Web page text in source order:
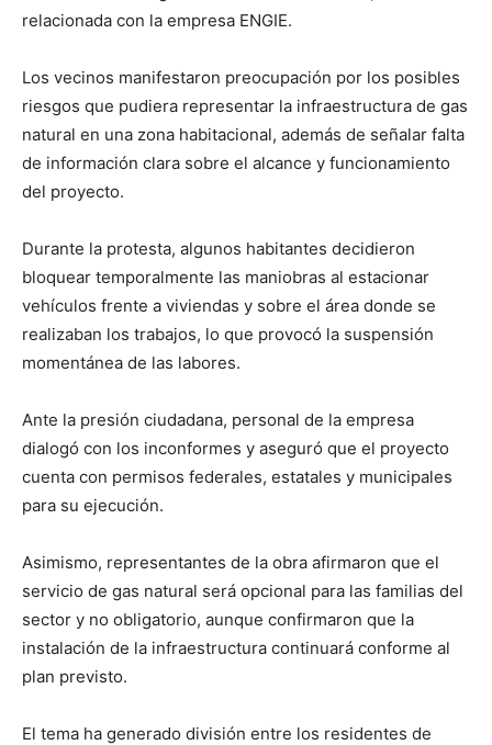
relacionada con la empresa ENGIE.
Los vecinos manifestaron preocupación por los posibles
riesgos que pudiera representar la infraestructura de gas
natural en una zona habitacional, además de señalar falta
de información clara sobre el alcance y funcionamiento
del proyecto.
Durante la protesta, algunos habitantes decidieron
bloquear temporalmente las maniobras al estacionar
vehículos frente a viviendas y sobre el área donde se
realizaban los trabajos, lo que provocó la suspensión
momentánea de las labores.
Ante la presión ciudadana, personal de la empresa
dialogó con los inconformes y aseguró que el proyecto
cuenta con permisos federales, estatales y municipales
para su ejecución.
Asimismo, representantes de la obra afirmaron que el
servicio de gas natural será opcional para las familias del
sector y no obligatorio, aunque confirmaron que la
instalación de la infraestructura continuará conforme al
plan previsto.
El tema ha generado división entre los residentes de